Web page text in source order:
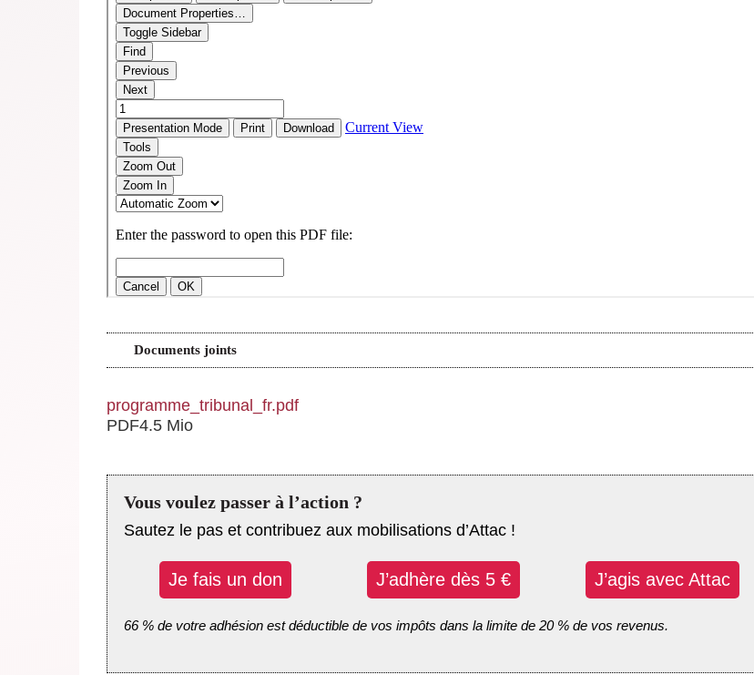
Documents joints
programme_tribunal_fr.pdf
PDF4.5 Mio
Vous voulez passer à l’action ?
Sautez le pas et contribuez aux mobilisations d’Attac !
Je fais un don J’adhère dès 5 € J’agis avec Attac
66 % de votre adhésion est déductible de vos impôts dans la limite de 20 % de vos revenus.